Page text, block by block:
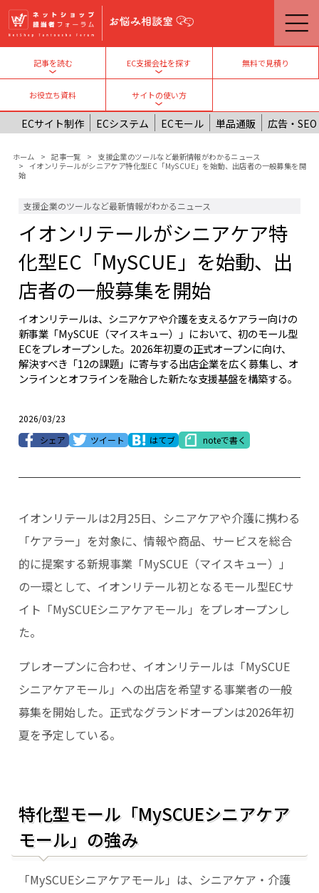
メインコンテンツに移動
記事を読む
Toggle submenu
EC支援会社を探す
Toggle submenu
無料で見積り
お役立ち資料
サイトの使い方
Toggle submenu
ECサイト制作 ECシステム ECモール 単品通販 広告・SEO
パンくず
ホーム 記事一覧
支援企業のツールなど最新情報がわかるニュース
イオンリテールがシニアケア特化型EC「MySCUE」を始動、出店者の一般募集を開
始
支援企業のツールなど最新情報がわかるニュース
イオンリテールがシニアケア特
化型EC「MySCUE」を始動、出
店者の一般募集を開始
イオンリテールは、シニアケアや介護を支えるケアラー向けの
新事業「MySCUE（マイスキュー）」において、初のモール型
ECをプレオープンした。2026年初夏の正式オープンに向け、
解決すべき「12の課題」に寄与する出店企業を広く募集し、オ
ンラインとオフラインを融合した新たな支援基盤を構築する。
2026/03/23
シェア
ツイート はてブ noteで書く
イオンリテールは2月25日、シニアケアや介護に携わる
「ケアラー」を対象に、情報や商品、サービスを総合
的に提案する新規事業「MySCUE（マイスキュー）」
の一環として、イオンリテール初となるモール型ECサ
イト「MySCUEシニアケアモール」をプレオープンし
た。
プレオープンに合わせ、イオンリテールは「MySCUE
シニアケアモール」への出店を希望する事業者の一般
募集を開始した。正式なグランドオープンは2026年初
夏を予定している。
特化型モール「MySCUEシニアケア
モール」の強み
「MySCUEシニアケアモール」は、シニアケア・介護